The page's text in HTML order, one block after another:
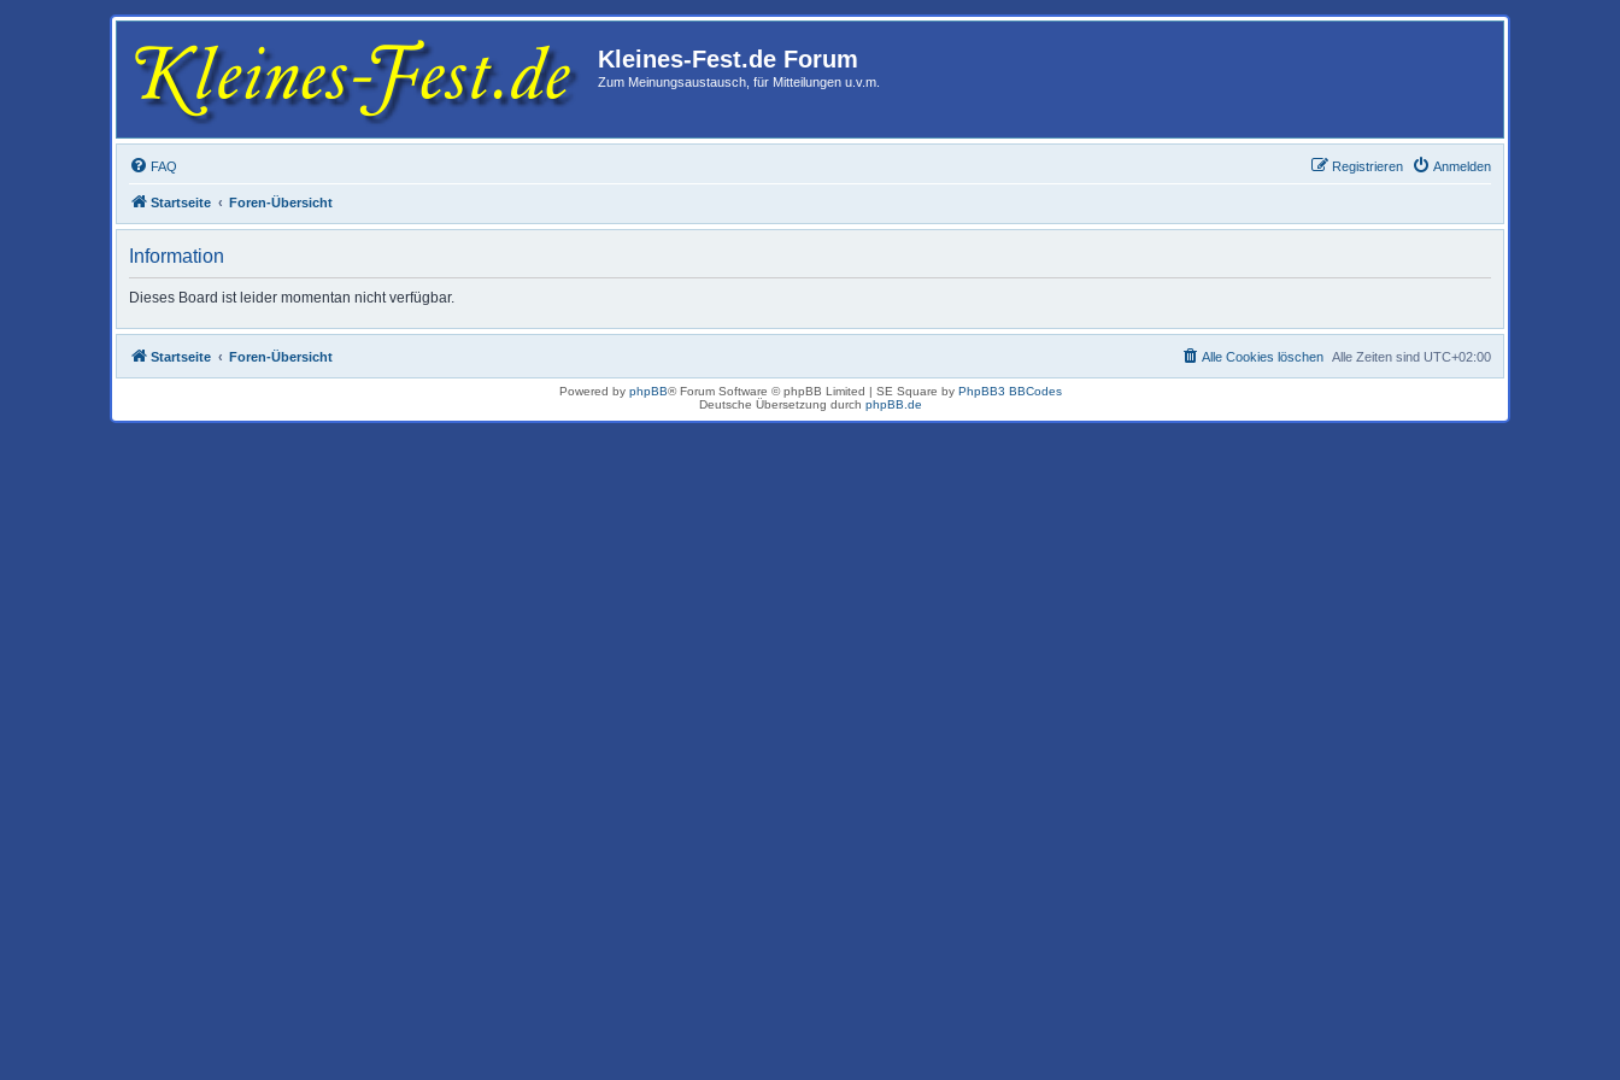
Kleines-Fest.de Forum
Zum Meinungsaustausch, für Mitteilungen u.v.m.
FAQ Anmelden
Registrieren
Startseite Foren-Übersicht
Information
Dieses Board ist leider momentan nicht verfügbar.
Startseite Foren-Übersicht Alle Zeiten sind UTC+02:00
Alle Cookies löschen
Powered by phpBB® Forum Software © phpBB Limited | SE Square by PhpBB3 BBCodes
Deutsche Übersetzung durch phpBB.de